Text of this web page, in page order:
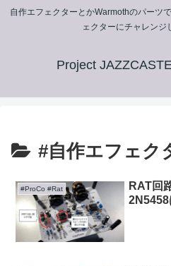
自作エフェクターとかWarmothのパーツ
ェクターにチャレンジ
Project
#自作エフェク
#ProCo #Rat
RAT回
2N5458